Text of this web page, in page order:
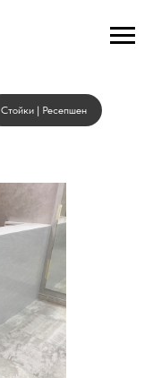
Стойки | Ресепшен